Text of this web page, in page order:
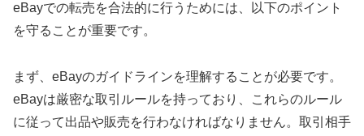
eBayでの転売を合法的に行うためには、以下のポイント
を守ることが重要です。
まず、eBayのガイドラインを理解することが必要です。
eBayは厳密な取引ルールを持っており、これらのルール
に従って出品や販売を行わなければなりません。取引相手